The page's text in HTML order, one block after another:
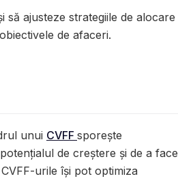
să ajusteze strategiile de alocare
de afaceri.
unui CVFF sporește
de creștere și de a face
urile își pot optimiza